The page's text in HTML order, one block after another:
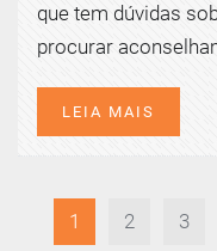
que tem dúvidas
procurar
LEIA MAIS
1 2 3